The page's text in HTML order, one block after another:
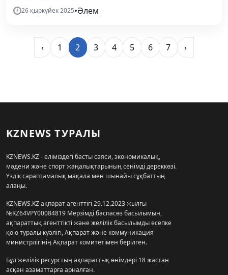
26 қыркүйек 2025•Әлем
‹ 1 2 3 4 5 6 7 ›
KZNEWS ТУРАЛЫ
KZNEWS.KZ - еліміздегі басты саяси, экономикалық,
мәдени және спорт жаңалықтарының сенімді дереккөзі.
Үздік сараптамалық мақала мен шынайы сұқбаттың
алаңы.
KZNEWS.KZ ақпарат агенттігі 29.12.2023 жылғы
№KZ64VPY00084819 Мерзімді баспасөз басылымын,
ақпараттық агенттікті және желілік басылымды есепке
қою туралы куәлігі, Ақпарат және коммуникация
министрлігінің Ақпарат комитетімен берілген.
Бұл желілік ресурстың ақпараттық өнімдері 18 жастан
асқан азаматтарға арналған.